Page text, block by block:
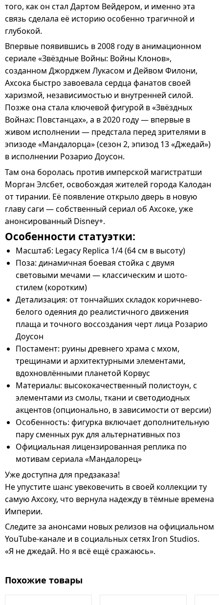
того, как он стал Дартом Вейдером, и именно эта
связь сделала её историю особенно трагичной и
глубокой.
Впервые появившись в 2008 году в анимационном
сериале«Звёздные Войны: Войны Клонов»,
созданном Джорджем Лукасом и Дейвом Филони,
Ахсока быстро завоевала сердца фанатов своей
харизмой, независимостью и внутренней силой.
Позже она стала ключевой фигурой в«Звёздных
Войнах: Повстанцах», а в 2020 году — впервые в
живом исполнении — предстала перед зрителями в
эпизоде«Мандалорца» (сезон 2, эпизод 13 «Джедай»)
в исполнении Розарио Доусон.
Там она боролась против имперской магистратши
Морган Элсбет, освобождая жителей города Калодан
от тирании. Её появление открыло дверь в новую
главу саги —собственный сериал об Ахсоке, уже
анонсированный Disney+.
Особенности статуэтки:
Масштаб: Legacy Replica 1/4 (64 см в высоту)
Поза: динамичная боевая стойка сдвумя
световыми мечами — классическим и шото-
стилем (коротким)
Детализация: от тончайших складок коричнево-
белого одеяния до реалистичного движения
плаща и точного воссоздания черт лица Розарио
Доусон
Постамент: руины древнего храма с мхом,
трещинами и архитектурными элементами,
вдохновлёнными планетой Корвус
Материалы: высококачественный полистоун, с
элементами изсмолы, ткани и светодиодных
акцентов(опционально, в зависимости от версии)
Особенность: фигурка включаетдополнительную
пару сменных рукдля альтернативных поз
Официальная лицензированная реплика по
мотивам сериала«Мандалорец»
Уже доступна для предзаказа!
Не упустите шанс увековечить в своей коллекции ту
самуюАхсоку, что вернула надежду в тёмные времена
Империи.
Следите за анонсами новых релизов на официальном
YouTube-канале и всоциальных сетях Iron Studios.
«Я не джедай. Но я всё ещё сражаюсь».
Похожие товары